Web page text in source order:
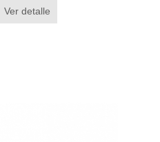
Ver detalle